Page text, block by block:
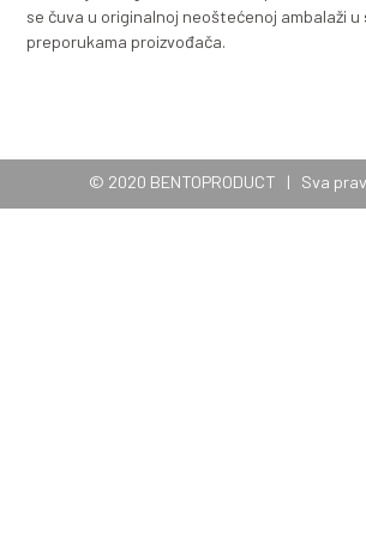
dostupne su bentonitne
25kg.
BENTOCARPET se